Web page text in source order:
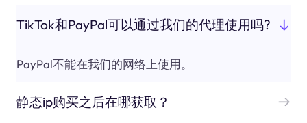
TikTok和PayPal可以通过我们的代理使用吗?
PayPal不能在我们的网络上使用。
静态ip购买之后在哪获取？